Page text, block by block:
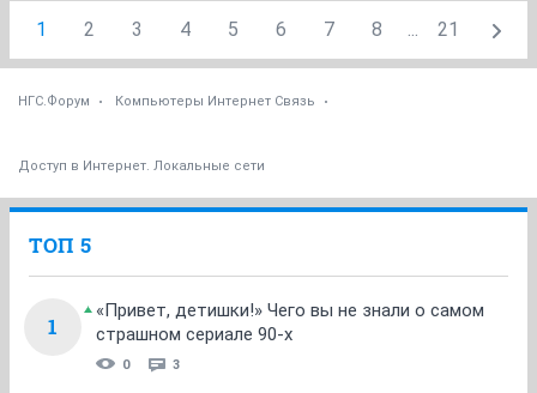
1 2 3 4 5 6 7 8 ... 21
НГС.Форум Компьютеры Интернет Связь
Доступ в Интернет. Локальные сети
ТОП 5
1
«Привет, детишки!» Чего вы не знали о самом
страшном сериале 90-х
0 3